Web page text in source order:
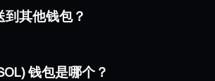
到其他钱包？
钱包是哪个？